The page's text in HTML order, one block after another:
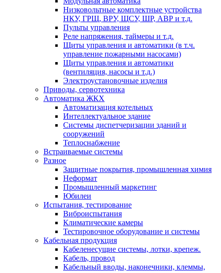
Низковольтные комплектные устройства
НКУ, ГРЩ, ВРУ, ЩСУ, ШР, АВР и т.д.
Пульты управления
Реле напряжения, таймеры и т.д.
Щиты управления и автоматики (в т.ч.
управление пожарными насосами)
Щиты управления и автоматики
(вентиляция, насосы и т.д.)
Электроустановочные изделия
Приводы, сервотехника
Автоматика ЖКХ
Автоматизация котельных
Интеллектуальное здание
Системы диспетчеризации зданий и
сооружений
Теплоснабжение
Встраиваемые системы
Разное
Защитные покрытия, промышленная химия
Неформат
Промышленный маркетинг
Юбилеи
Испытания, тестирование
Виброиспытания
Климатические камеры
Тестировочное оборудование и системы
Кабельная продукция
Кабеленесущие системы, лотки, крепеж.
Кабель, провод
Кабельный вводы, наконечники, клеммы,